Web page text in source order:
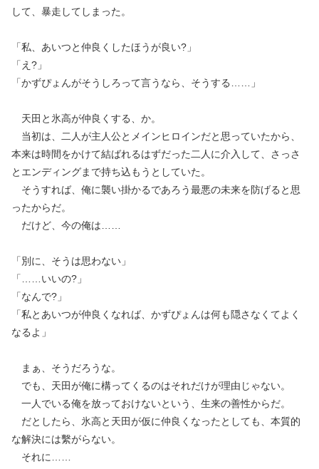
して、暴走してしまった。
「私、あいつと仲良くしたほうが良い?」
「え?」
「かずぴょんがそうしろって言うなら、そうする……」
天田と氷高が仲良くする、か。
当初は、二人が主人公とメインヒロインだと思っていたから、
本来は時間をかけて結ばれるはずだった二人に介入して、さっさ
とエンディングまで持ち込もうとしていた。
そうすれば、俺に襲い掛かるであろう最悪の未来を防げると思
ったからだ。
だけど、今の俺は……
「別に、そうは思わない」
「……いいの?」
「なんで?」
「私とあいつが仲良くなれば、かずぴょんは何も隠さなくてよく
なるよ」
まぁ、そうだろうな。
でも、天田が俺に構ってくるのはそれだけが理由じゃない。
一人でいる俺を放っておけないという、生来の善性からだ。
だとしたら、氷高と天田が仮に仲良くなったとしても、本質的
な解決には繫がらない。
それに……